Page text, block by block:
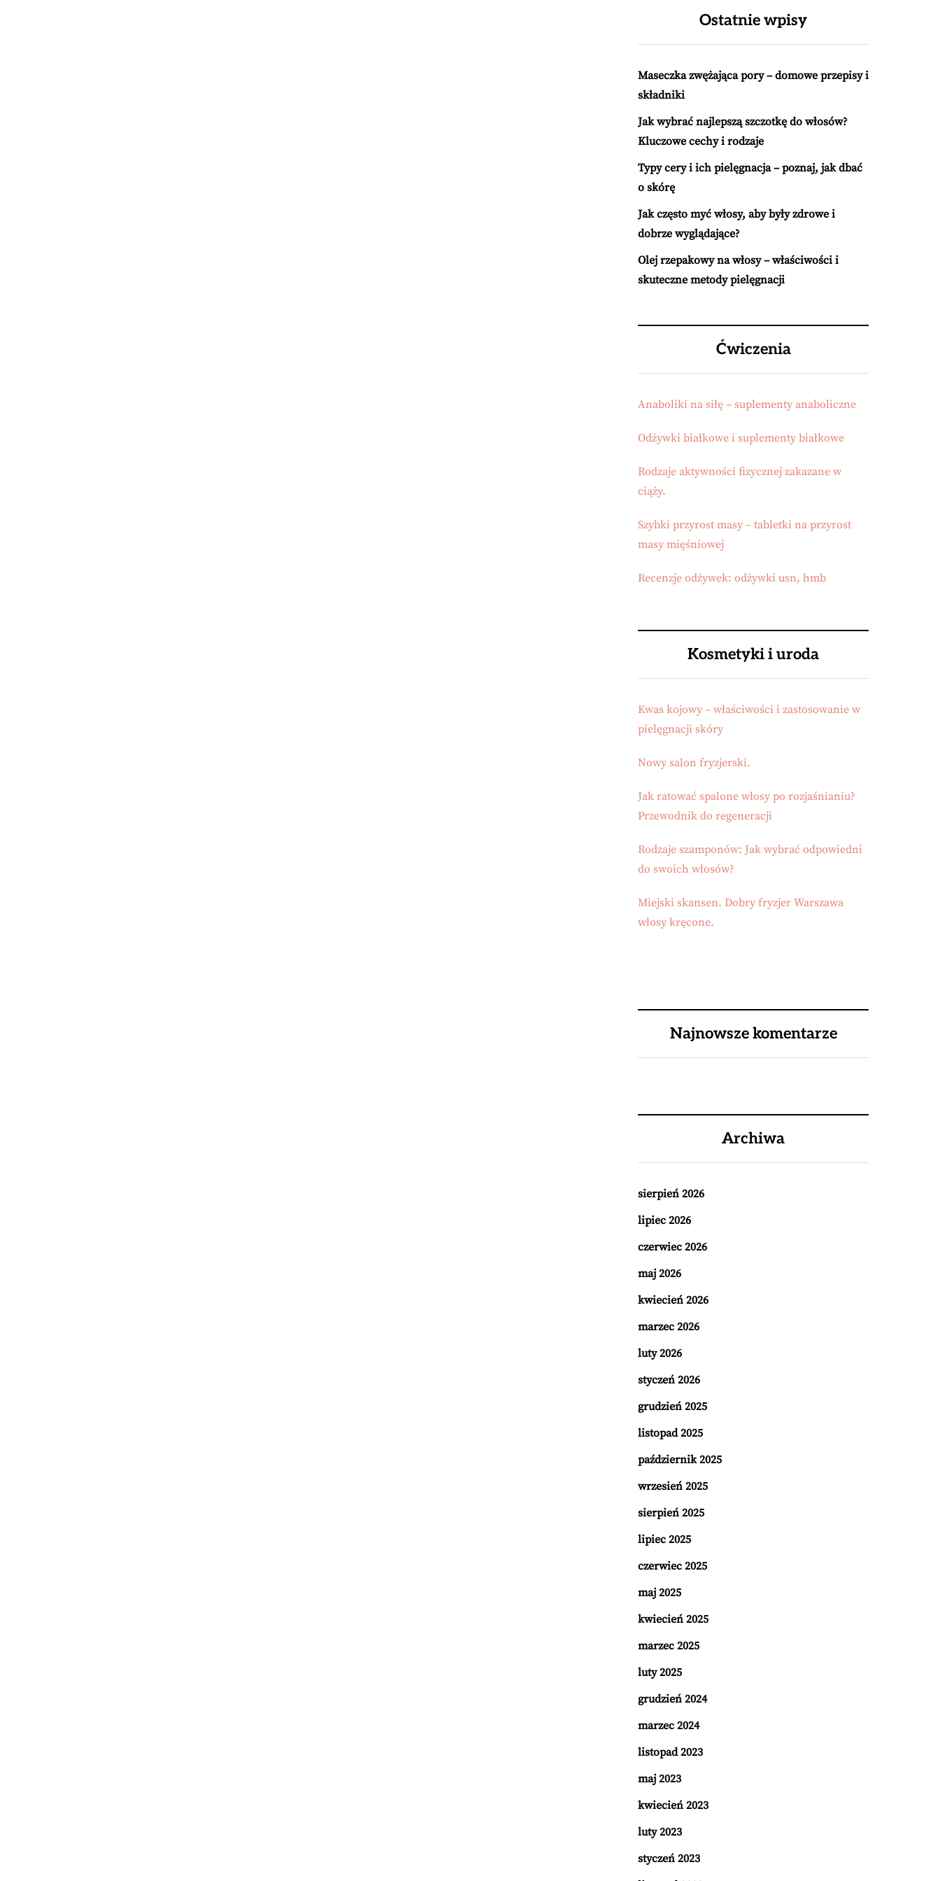
Ostatnie wpisy
Maseczka zwężająca pory – domowe przepisy i
składniki
Jak wybrać najlepszą szczotkę do włosów?
Kluczowe cechy i rodzaje
Typy cery i ich pielęgnacja – poznaj, jak dbać
o skórę
Jak często myć włosy, aby były zdrowe i
dobrze wyglądające?
Olej rzepakowy na włosy – właściwości i
skuteczne metody pielęgnacji
Ćwiczenia
Anaboliki na siłę – suplementy anaboliczne
Odżywki białkowe i suplementy białkowe
Rodzaje aktywności fizycznej zakazane w
ciąży.
Szybki przyrost masy – tabletki na przyrost
masy mięśniowej
Recenzje odżywek: odżywki usn, hmb
Kosmetyki i uroda
Kwas kojowy – właściwości i zastosowanie w
pielęgnacji skóry
Nowy salon fryzjerski.
Jak ratować spalone włosy po rozjaśnianiu?
Przewodnik do regeneracji
Rodzaje szamponów: Jak wybrać odpowiedni
do swoich włosów?
Miejski skansen. Dobry fryzjer Warszawa
włosy kręcone.
Najnowsze komentarze
Archiwa
sierpień 2026
lipiec 2026
czerwiec 2026
maj 2026
kwiecień 2026
marzec 2026
luty 2026
styczeń 2026
grudzień 2025
listopad 2025
październik 2025
wrzesień 2025
sierpień 2025
lipiec 2025
czerwiec 2025
maj 2025
kwiecień 2025
marzec 2025
luty 2025
grudzień 2024
marzec 2024
listopad 2023
maj 2023
kwiecień 2023
luty 2023
styczeń 2023